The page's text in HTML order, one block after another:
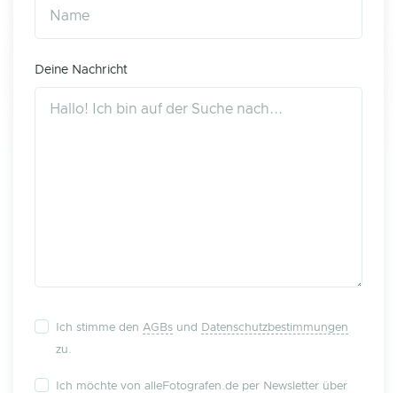
Deine Nachricht
Ich stimme den AGBs und
Datenschutzbestimmungen
zu.
Ich möchte von alleFotografen.de per Newsletter über